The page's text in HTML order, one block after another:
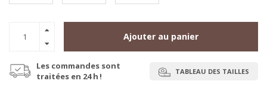
Ajouter au panier
Les commandes sont
traitées en 24 h !
TABLEAU DES TAILLES